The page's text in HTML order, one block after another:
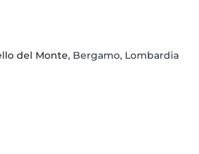
del Monte, Bergamo, Lombardia